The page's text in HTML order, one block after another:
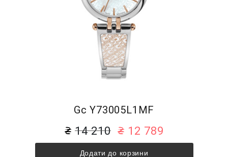
Gc Y73005L1MF
14 210 12 789
Додати до корзини